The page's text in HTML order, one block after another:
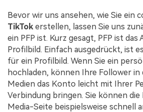
Bevor wir uns ansehen, wie Sie ein
TikTok erstellen, lassen Sie uns
ein PFP ist. Kurz gesagt, PFP ist
Profilbild. Einfach ausgedrückt, ist
für ein Profilbild. Wenn Sie ein
hochladen, können Ihre Follower in
Medien das Konto leicht mit Ihrer
Verbindung bringen. Sie können die
Media-Seite beispielsweise schnell